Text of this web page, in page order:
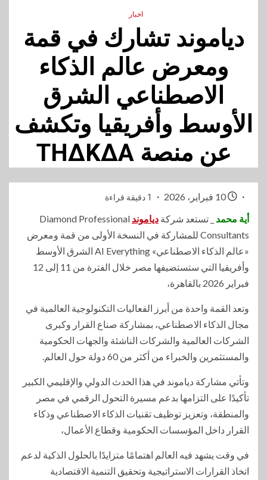
اخبار
دياموند تشارك في قمة
ومعرض عالم الذكاء
الاصطناعي الشرق
الأوسط وأفريقيا وتكشف
عن منصة THΔKΔA
1 دقيقة قراءة
أية محمد _ تستعد شركة دياموند Diamond Professional
Consultants للمشاركة في النسخة الأولى من قمة ومعرض
«عالم الذكاء الاصطناعي» AI Everything الشرق الأوسط
وأفريقيا التي ستستضيفها مصر خلال الفترة من 11 إلى 12
فبراير 2026 بالقاهرة،
وتعد القمة واحدة من أبرز الفعاليات التكنولوجية العالمية في
مجال الذكاء الاصطناعي، بمشاركة صناع القرار وكبرى
الشركات العالمية والشركات الناشئة والجهات الحكومية
والمستثمرين والخبراء من أكثر من 60 دولة حول العالم.
وتأتي مشاركة دياموند في هذا الحدث الدولي والإقليمي الكبير
تأكيدًا على التزامها بدعم مسيرة التحول الرقمي في مصر
والمنطقة، وتعزيز توظيف تقنيات الذكاء الاصطناعي وذكاء
القرار داخل المؤسسات الحكومية وقطاع الأعمال،
في وقت يشهد فيه العالم اهتمامًا متزايدًا بالحلول الذكية لدعم
اتخاذ القرارات الاستراتيجية وتحقيق التنمية الاقتصادية